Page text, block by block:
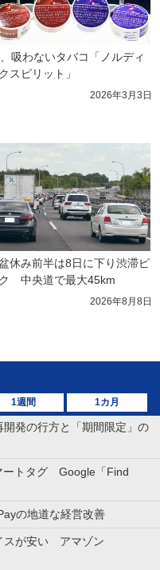
吸わないタバコ「ノルディ
スピリット」
2026年3月3日
休み前半は8日に下り渋滞ピ
　中央道で最大45km
2026年8月8日
1週間 1カ月
発の行方と「期間限定」の
ートタグ Google「Find
の地道な経営改善
スが安い アマゾン